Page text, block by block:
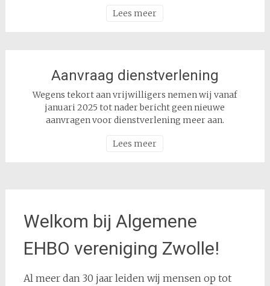
Lees meer
Aanvraag dienstverlening
Wegens tekort aan vrijwilligers nemen wij vanaf
januari 2025 tot nader bericht geen nieuwe
aanvragen voor dienstverlening meer aan.
Lees meer
Welkom bij Algemene
EHBO vereniging Zwolle!
Al meer dan 30 jaar leiden wij mensen op tot